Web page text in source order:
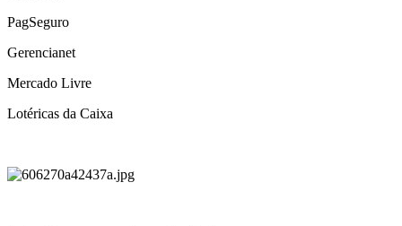
PagSeguro
Gerencianet
Mercado Livre
Lotéricas da Caixa